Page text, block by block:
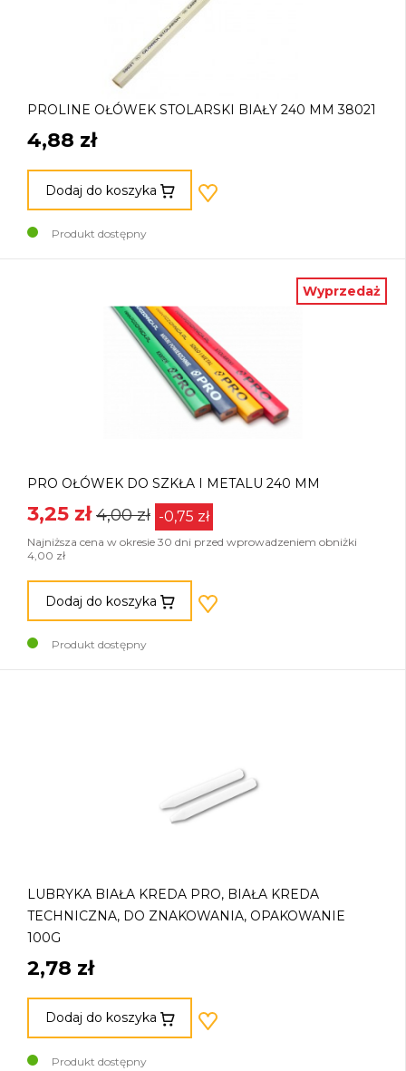
PROLINE OŁÓWEK STOLARSKI BIAŁY 240 MM 38021
4,88 zł
Dodaj do koszyka
Produkt dostępny
Wyprzedaż
PRO OŁÓWEK DO SZKŁA I METALU 240 MM
3,25 zł 4,00 zł -0,75 zł
Najniższa cena w okresie 30 dni przed wprowadzeniem obniżki
4,00 zł
Dodaj do koszyka
Produkt dostępny
LUBRYKA BIAŁA KREDA PRO, BIAŁA KREDA
TECHNICZNA, DO ZNAKOWANIA, OPAKOWANIE
100G
2,78 zł
Dodaj do koszyka
Produkt dostępny